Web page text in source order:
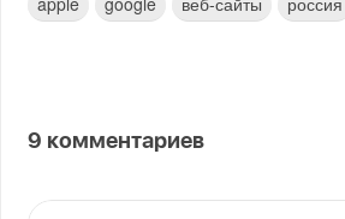
9 комментариев